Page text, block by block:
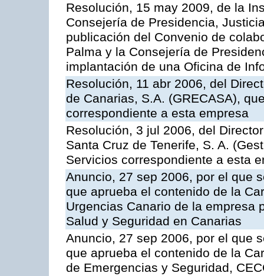
Resolución, 15 may 2009, de la
Consejería de Presidencia,
publicación del Convenio de
Palma y la Consejería de
implantación de una Oficina de
Resolución, 11 abr 2006, del
de Canarias, S.A. (GRECASA),
correspondiente a esta empresa
Resolución, 3 jul 2006, del
Santa Cruz de Tenerife, S. A.
Servicios correspondiente a esta
Anuncio, 27 sep 2006, por el que
que aprueba el contenido de la
Urgencias Canario de la empresa
Salud y Seguridad en Canarias
Anuncio, 27 sep 2006, por el que
que aprueba el contenido de la
de Emergencias y Seguridad,